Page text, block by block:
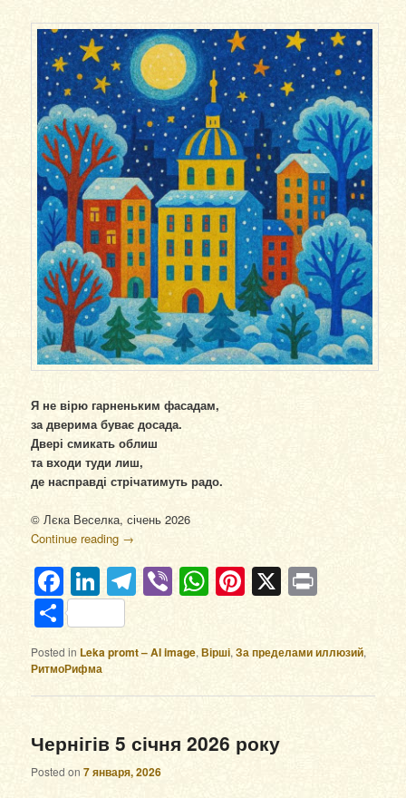
Я не вірю гарненьким фасадам,
за дверима буває досада.
Двері смикать облиш
та входи туди лиш,
де насправді стрічатимуть радо.
© Лєка Веселка, січень 2026
Continue reading →
Facebook
LinkedIn
Telegram
ViberWhatsApp
Pinterest
X
Отправить
Posted in Leka promt – AI image,Вірші,За пределами иллюзий,
РитмоРифма
Чернігів 5 січня 2026 року
Posted on7 января, 2026